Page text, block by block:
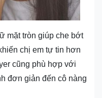
mặt tròn giúp che bớt
chị em tự tin hơn
cũng phù hợp với
đơn giản đến cô nàng